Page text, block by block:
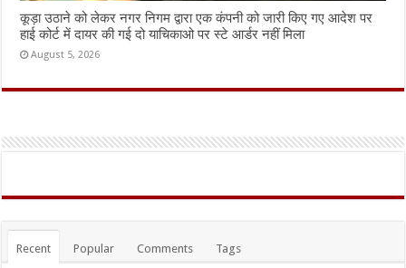
कूड़ा उठाने को लेकर नगर निगम द्वारा एक कंपनी को जारी किए गए आदेश पर
हाई कोर्ट में दायर की गई दो याचिकाओ पर स्टे आर्डर नहीं मिला
August 5, 2026
Recent Popular Comments Tags